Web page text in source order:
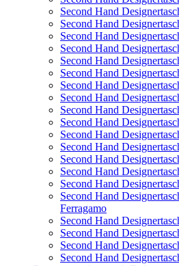
Second Hand
Second Hand
Second Hand
Second Hand
Second Hand
Second Hand
Second Hand
Second Hand
Second Hand
Second Hand
Second Hand
Second Hand
Second Hand
Second Hand
Second Hand
Second Hand
Ferragamo
Second Hand
Second Hand
Second Hand
Second Hand